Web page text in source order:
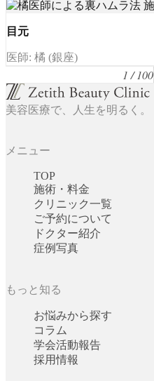
目元
医師: 橘 (銀座)
1 / 100
美容医療で、人生を明るく。
メニュー
TOP
施術・料金
クリニック一覧
ご予約について
ドクター紹介
症例写真
もっと知る
お悩みから探す
コラム
学会活動報告
採用情報